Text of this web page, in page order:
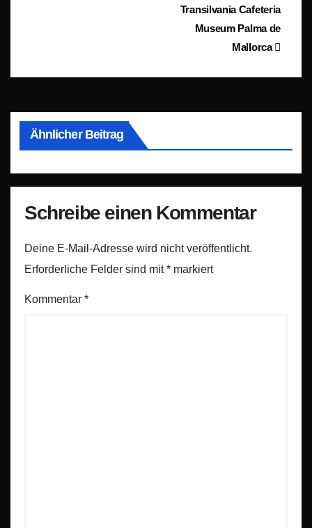
BeitragsnavigationTransilvania Cafeteria
Museum Palma de
Mallorca
Ähnlicher Beitrag
Schreibe einen Kommentar
Deine E-Mail-Adresse wird nicht veröffentlicht.
Erforderliche Felder sind mit* markiert
Kommentar *